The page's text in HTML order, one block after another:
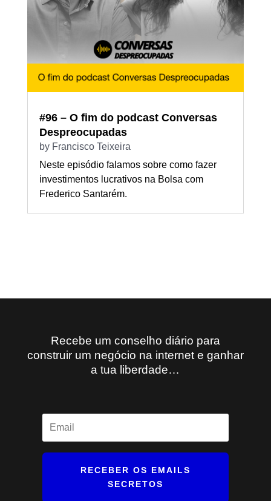
#96 – O fim do podcast Conversas
Despreocupadas
by Francisco Teixeira
Neste episódio falamos sobre como fazer
investimentos lucrativos na Bolsa com
Frederico Santarém.
Recebe um conselho diário para
construir um negócio na internet e ganhar
a tua liberdade…
RECEBER OS EMAILS
SECRETOS